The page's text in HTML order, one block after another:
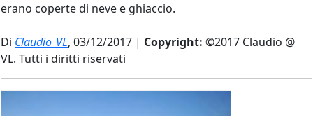
erano coperte di neve e ghiaccio.
Di Claudio_VL, 03/12/2017 | Copyright: ©2017 Claudio @
VL. Tutti i diritti riservati